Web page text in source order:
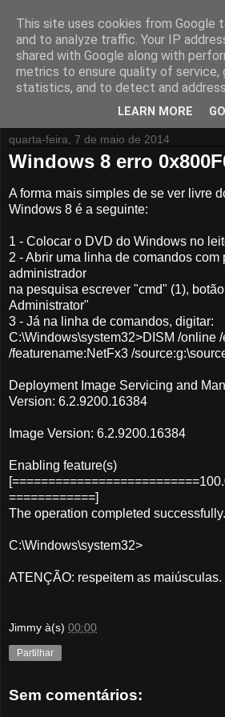
Isto pode dar
Aqui fala-se principalmente de
podem dar jeito para o dia a dia...
quarta-feira, 7 de maio de 2014
Windows 8 erro
A forma mais simples de se ver livre
Windows 8 é a seguinte:
1 - Colocar o DVD do Windows no
2 - Abrir uma linha de comandos com
administrador
na pesquisa escrever "cmd" (1),
Administrator"
3 - Já na linha de comandos, digitar:
C:\Windows\system32>DISM /online /
/featurename:NetFx3 /
Deployment Image Servicing and
Version: 6.2.9200.16384
Image Version: 6.2.9200.16384
Enabling feature(s)
============]
The operation completed successfully.
C:\Windows\system32>
ATENÇÃO: respeitem as maiúsculas.
Jimmy à(s) 00:00
Partilhar
Sem comentários:
This site uses cookies from Google
and to analyze traffic. Your IP
shared with Google along with
metrics to ensure quality of service,
statistics, and to detect and
LEARN MORE